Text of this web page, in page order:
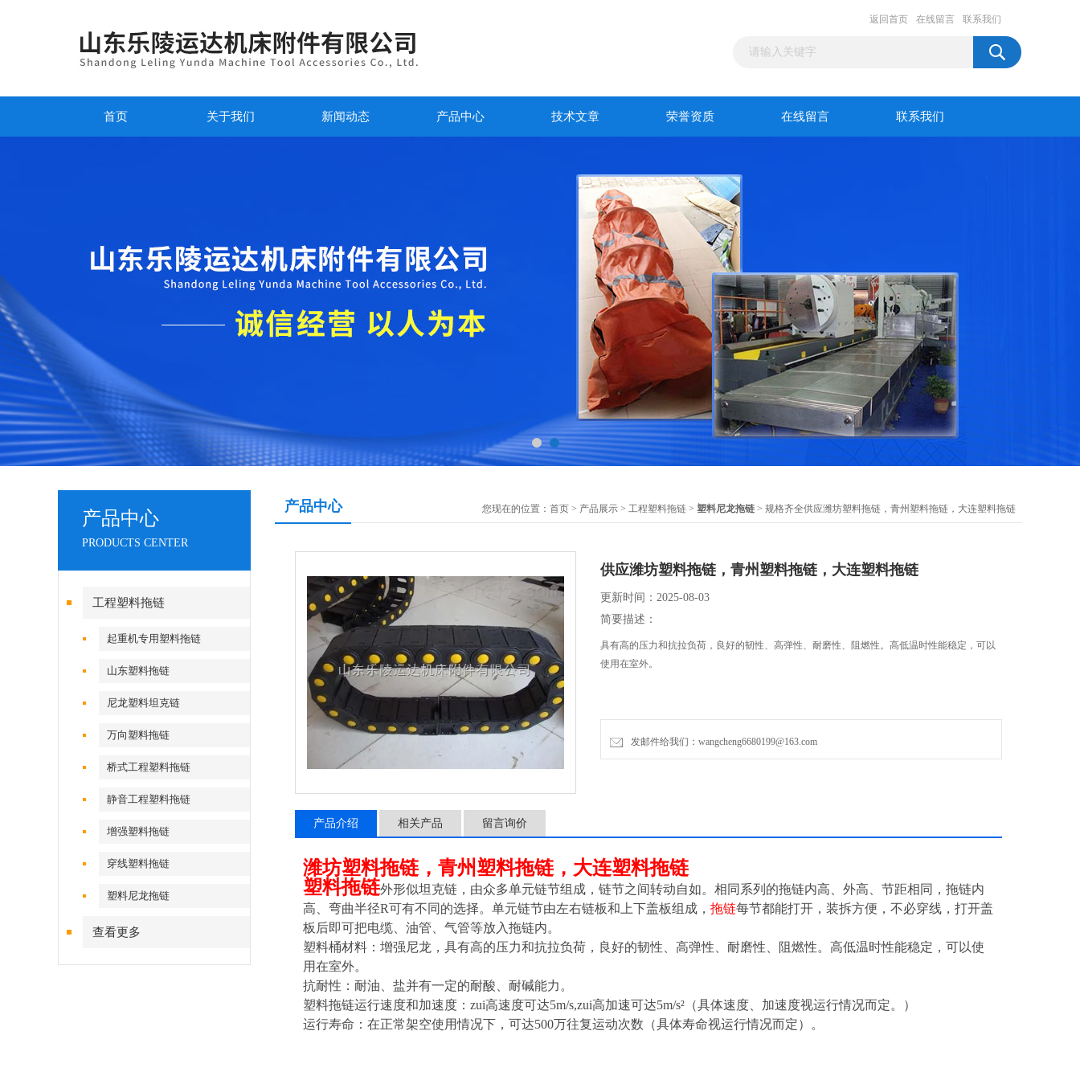
返回首页 在线留言 联系我们
首页 关于我们 新闻动态 产品中心 技术文章 荣誉资质 在线留言 联系我们
产品中心
PRODUCTS CENTER
工程塑料拖链
起重机专用塑料拖链
山东塑料拖链
尼龙塑料坦克链
万向塑料拖链
桥式工程塑料拖链
静音工程塑料拖链
增强塑料拖链
穿线塑料拖链
塑料尼龙拖链
查看更多
产品中心 您现在的位置： 首页 > 产品展示 > 工程塑料拖链 > 塑料尼龙拖链 > 规格齐全供应潍坊塑料拖链，青州塑料拖链，大连塑料拖链
供应潍坊塑料拖链，青州塑料拖链，大连塑料拖链
更新时间：2025-08-03
简要描述：
具有高的压力和抗拉负荷，良好的韧性、高弹性、耐磨性、阻燃性。高低温时性能稳定，可以
使用在室外。
发邮件给我们：wangcheng6680199@163.com
产品介绍 相关产品 留言询价
潍坊塑料拖链，青州塑料拖链，大连塑料拖链
塑料拖链外形似坦克链，由众多单元链节组成，链节之间转动自如。相同系列的拖链内高、外高、节距相同，拖链内
高、弯曲半径R可有不同的选择。单元链节由左右链板和上下盖板组成， 拖链每节都能打开，装拆方便，不必穿线，打开盖
板后即可把电缆、油管、气管等放入拖链内。
塑料桶材料：增强尼龙，具有高的压力和抗拉负荷，良好的韧性、高弹性、耐磨性、阻燃性。高低温时性能稳定，可以使
用在室外。
抗耐性：耐油、盐并有一定的耐酸、耐碱能力。
塑料拖链运行速度和加速度：zui高速度可达5m/s,zui高加速可达5m/s²（具体速度、加速度视运行情况而定。）
运行寿命：在正常架空使用情况下，可达500万往复运动次数（具体寿命视运行情况而定）。